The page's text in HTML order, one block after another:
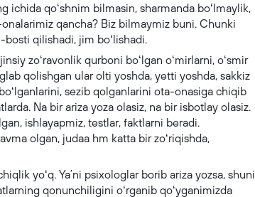
ichida qoʻshnim bilmasin, sharmanda boʻlmaylik,
qancha? Biz bilmaymiz buni. Chunki
bosti qilishadi, jim boʻlishadi.
zoʻravonlik qurboni boʻlgan oʻmirlarni, oʻsmir
qolishgan ular olti yoshda, yetti yoshda, sakkiz
sezib qolganlarini ota-onasiga chiqib
Na bir ariza yoza olasiz, na bir isbotlay olasiz.
ishlayapmiz, testlar, faktlarni beradi.
olgan, judaa hm katta bir zoʻriqishda,
yoʻq. Yaʼni psixologlar borib ariza yozsa, shuni
qonunchiligini oʻrganib qoʻyganimizda